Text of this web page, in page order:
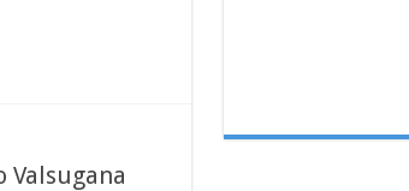
Valsugana